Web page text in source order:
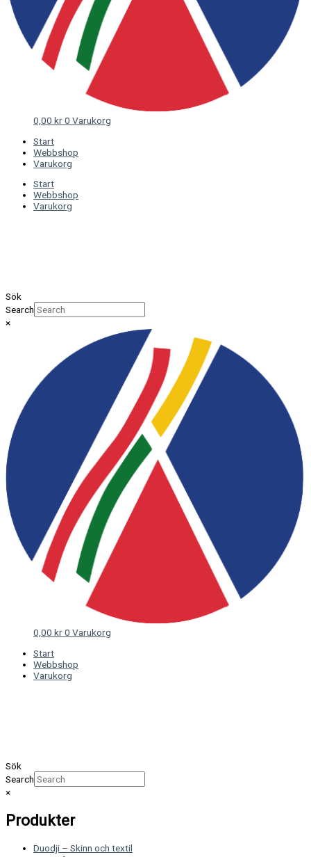
0,00 kr0 Varukorg
Start
Webbshop
Varukorg
Start
Webbshop
Varukorg
Sök
Search
×
0,00 kr0 Varukorg
Start
Webbshop
Varukorg
Sök
Search
×
Produkter
Duodji – Skinn och textil